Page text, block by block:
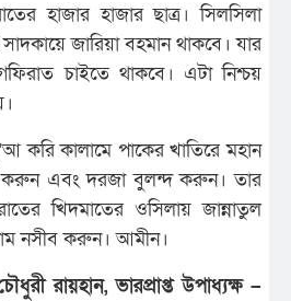
হাজার হাজার ছাত্র। সিলসিলা
জারিয়া বহমান থাকবে। যার
চাইতে থাকবে। এটা নিশ্চয়
করি কালামে পাকের খাতিরে মহান
করুন এবং দরজা বুলন্দ করুন। তার
খিদমাতের ওসিলায় জান্নাতুল
নসীব করুন। আমীন।
রায়হান, ভারপ্রাপ্ত উপাধ্যক্ষ –